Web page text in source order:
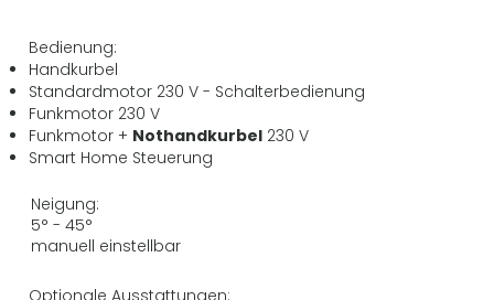
Bedienung:
Handkurbel
Standardmotor 230 V - Schalterbedienung
Funkmotor 230 V
Funkmotor + Nothandkurbel 230 V
Smart Home Steuerung
Neigung:
5° - 45°
manuell einstellbar
Optionale Ausstattungen: